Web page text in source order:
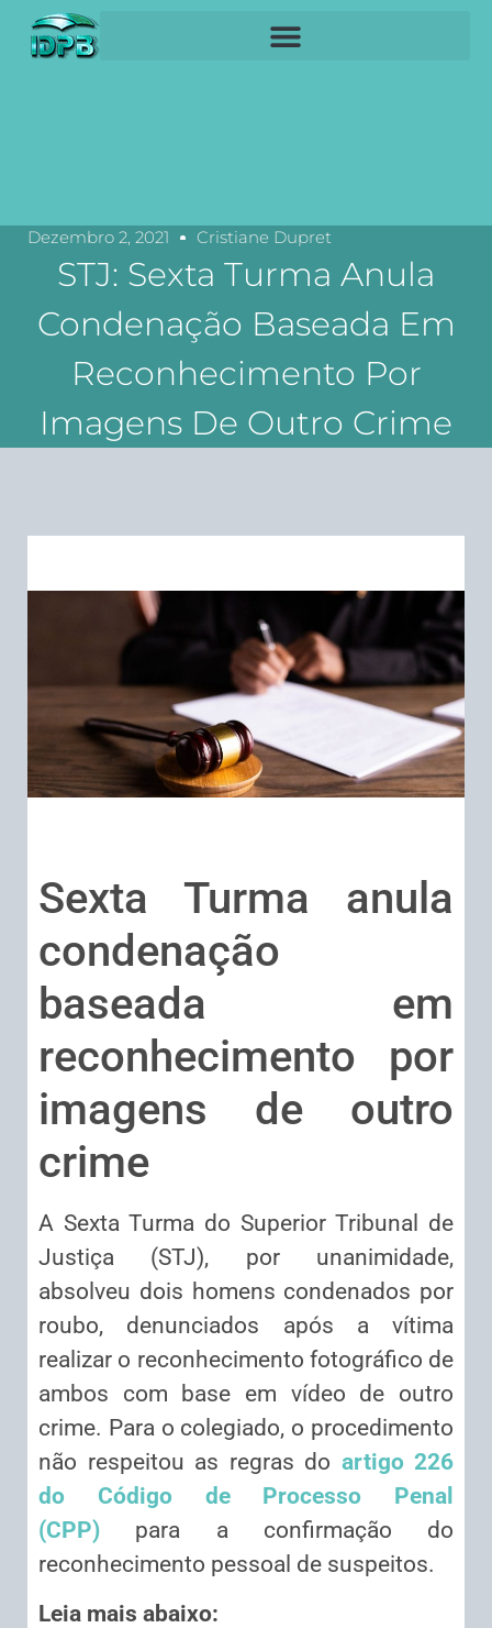
Dezembro 2, 2021 Cristiane Dupret
STJ: Sexta Turma Anula
Condenação Baseada Em
Reconhecimento Por
Imagens De Outro Crime
Sexta Turma anula
condenação
baseada em
reconhecimento por
imagens de outro
crime
A Sexta Turma do Superior Tribunal de
Justiça (STJ), por unanimidade,
absolveu dois homens condenados por
roubo, denunciados após a vítima
realizar o reconhecimento fotográfico de
ambos com base em vídeo de outro
crime. Para o colegiado, o procedimento
não respeitou as regras do artigo 226
do Código de Processo Penal
(CPP) para a confirmação do
reconhecimento pessoal de suspeitos.
Leia mais abaixo: